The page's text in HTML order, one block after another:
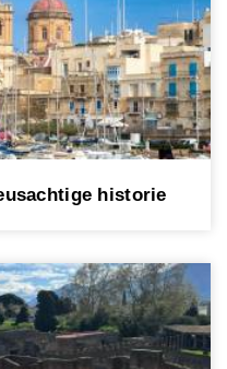
historie